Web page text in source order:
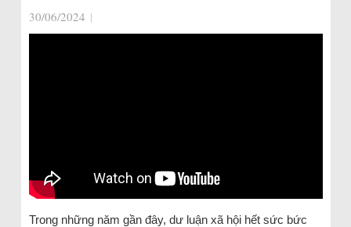
30/06/2024 |
Trong những năm gần đây, dư luận xã hội hết sức bức